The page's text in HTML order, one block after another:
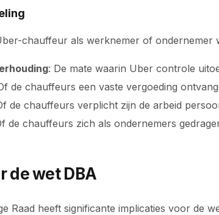
chauffeur als werknemer of
: De mate waarin Uber controle
de chauffeurs een vaste vergoeding
de chauffeurs verplicht zijn de arbeid
de chauffeurs zich als ondernemers
de wet DBA
Raad heeft significante implicaties voor de